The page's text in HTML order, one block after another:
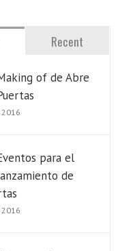
Recent
of de Abre
para el
de